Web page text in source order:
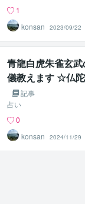
1
konsan
2023/09/22
青龍白虎朱雀玄
儀教えます ☆仏
となる四門出遊
記事
占い
0
konsan
2024/11/29